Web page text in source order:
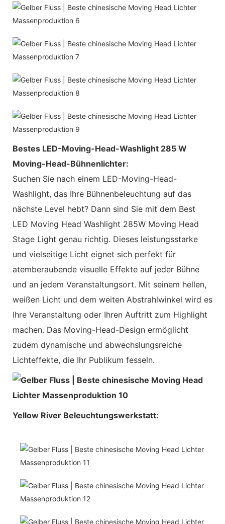
Bestes LED-Moving-Head-Washlight 285 W
Moving-Head-Bühnenlichter:
Suchen Sie nach einem LED-Moving-Head-
Washlight, das Ihre Bühnenbeleuchtung auf das
nächste Level hebt? Dann sind Sie mit dem Best
LED Moving Head Washlight 285W Moving Head
Stage Light genau richtig. Dieses leistungsstarke
und vielseitige Licht eignet sich perfekt für
atemberaubende visuelle Effekte auf jeder Bühne
und an jedem Veranstaltungsort. Mit seinem hellen,
weißen Licht und dem weiten Abstrahlwinkel wird es
Ihre Veranstaltung oder Ihren Auftritt zum Highlight
machen. Das Moving-Head-Design ermöglicht
zudem dynamische und abwechslungsreiche
Lichteffekte, die Ihr Publikum fesseln.
Yellow River Beleuchtungswerkstatt: